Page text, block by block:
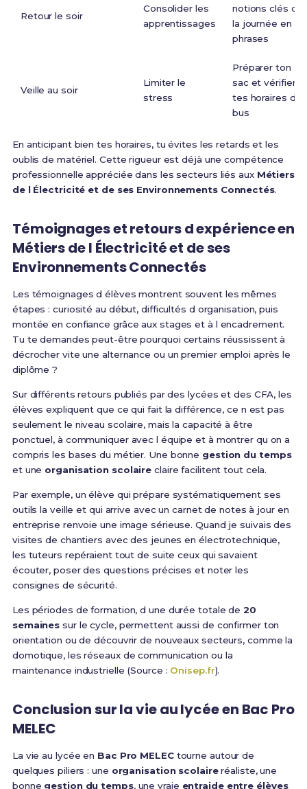
Retour le soir
Consolider les
apprentissages
notions clés de
la journée en 5
phrases
Veille au soir
Limiter le
stress
Préparer ton
sac et vérifier
tes horaires de
bus
En anticipant bien tes horaires, tu évites les retards et les
oublis de matériel. Cette rigueur est déjà une compétence
professionnelle appréciée dans les secteurs liés aux Métiers
de l Électricité et de ses Environnements Connectés.
Témoignages et retours d expérience en
Métiers de l Électricité et de ses
Environnements Connectés
Les témoignages d élèves montrent souvent les mêmes
étapes : curiosité au début, difficultés d organisation, puis
montée en confiance grâce aux stages et à l encadrement.
Tu te demandes peut-être pourquoi certains réussissent à
décrocher vite une alternance ou un premier emploi après le
diplôme ?
Sur différents retours publiés par des lycées et des CFA, les
élèves expliquent que ce qui fait la différence, ce n est pas
seulement le niveau scolaire, mais la capacité à être
ponctuel, à communiquer avec l équipe et à montrer qu on a
compris les bases du métier. Une bonne gestion du temps
et une organisation scolaire claire facilitent tout cela.
Par exemple, un élève qui prépare systématiquement ses
outils la veille et qui arrive avec un carnet de notes à jour en
entreprise renvoie une image sérieuse. Quand je suivais des
visites de chantiers avec des jeunes en électrotechnique,
les tuteurs repéraient tout de suite ceux qui savaient
écouter, poser des questions précises et noter les
consignes de sécurité.
Les périodes de formation, d une durée totale de20
semaines sur le cycle, permettent aussi de confirmer ton
orientation ou de découvrir de nouveaux secteurs, comme la
domotique, les réseaux de communication ou la
maintenance industrielle (Source : Onisep.fr).
Conclusion sur la vie au lycée en Bac Pro
MELEC
La vie au lycée en Bac Pro MELECtourne autour de
quelques piliers : une organisation scolaireréaliste, une
bonne gestion du temps, une vraie entraide entre élèves